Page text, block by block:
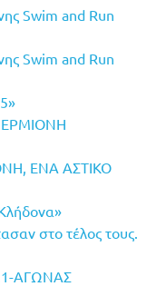
Swim and Run
Swim and Run
ΕΝΑ ΑΣΤΙΚΟ
στο τέλος τους.
ΑΓΩΝΑΣ